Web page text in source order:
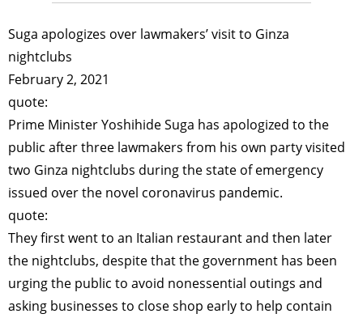
Suga apologizes over lawmakers’ visit to Ginza
nightclubs
February 2, 2021
quote:
Prime Minister Yoshihide Suga has apologized to the
public after three lawmakers from his own party visited
two Ginza nightclubs during the state of emergency
issued over the novel coronavirus pandemic.
quote:
They first went to an Italian restaurant and then later
the nightclubs, despite that the government has been
urging the public to avoid nonessential outings and
asking businesses to close shop early to help contain